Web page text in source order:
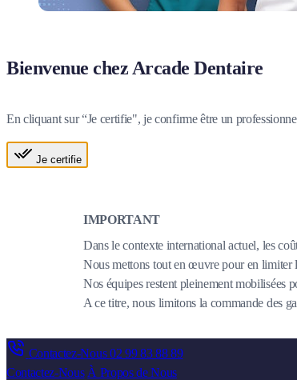
Bienvenue chez Arcade Dentaire
En cliquant sur “Je certifie", je confirme être un
Je certifie
IMPORTANT
Dans le contexte international actuel, les
Nous mettons tout en œuvre pour en limiter
Nos équipes restent pleinement mobilisées
A ce titre, nous limitons la commande des
Contactez-Nous02 99 83 88 89
Contactez-Nous À Propos de Nous